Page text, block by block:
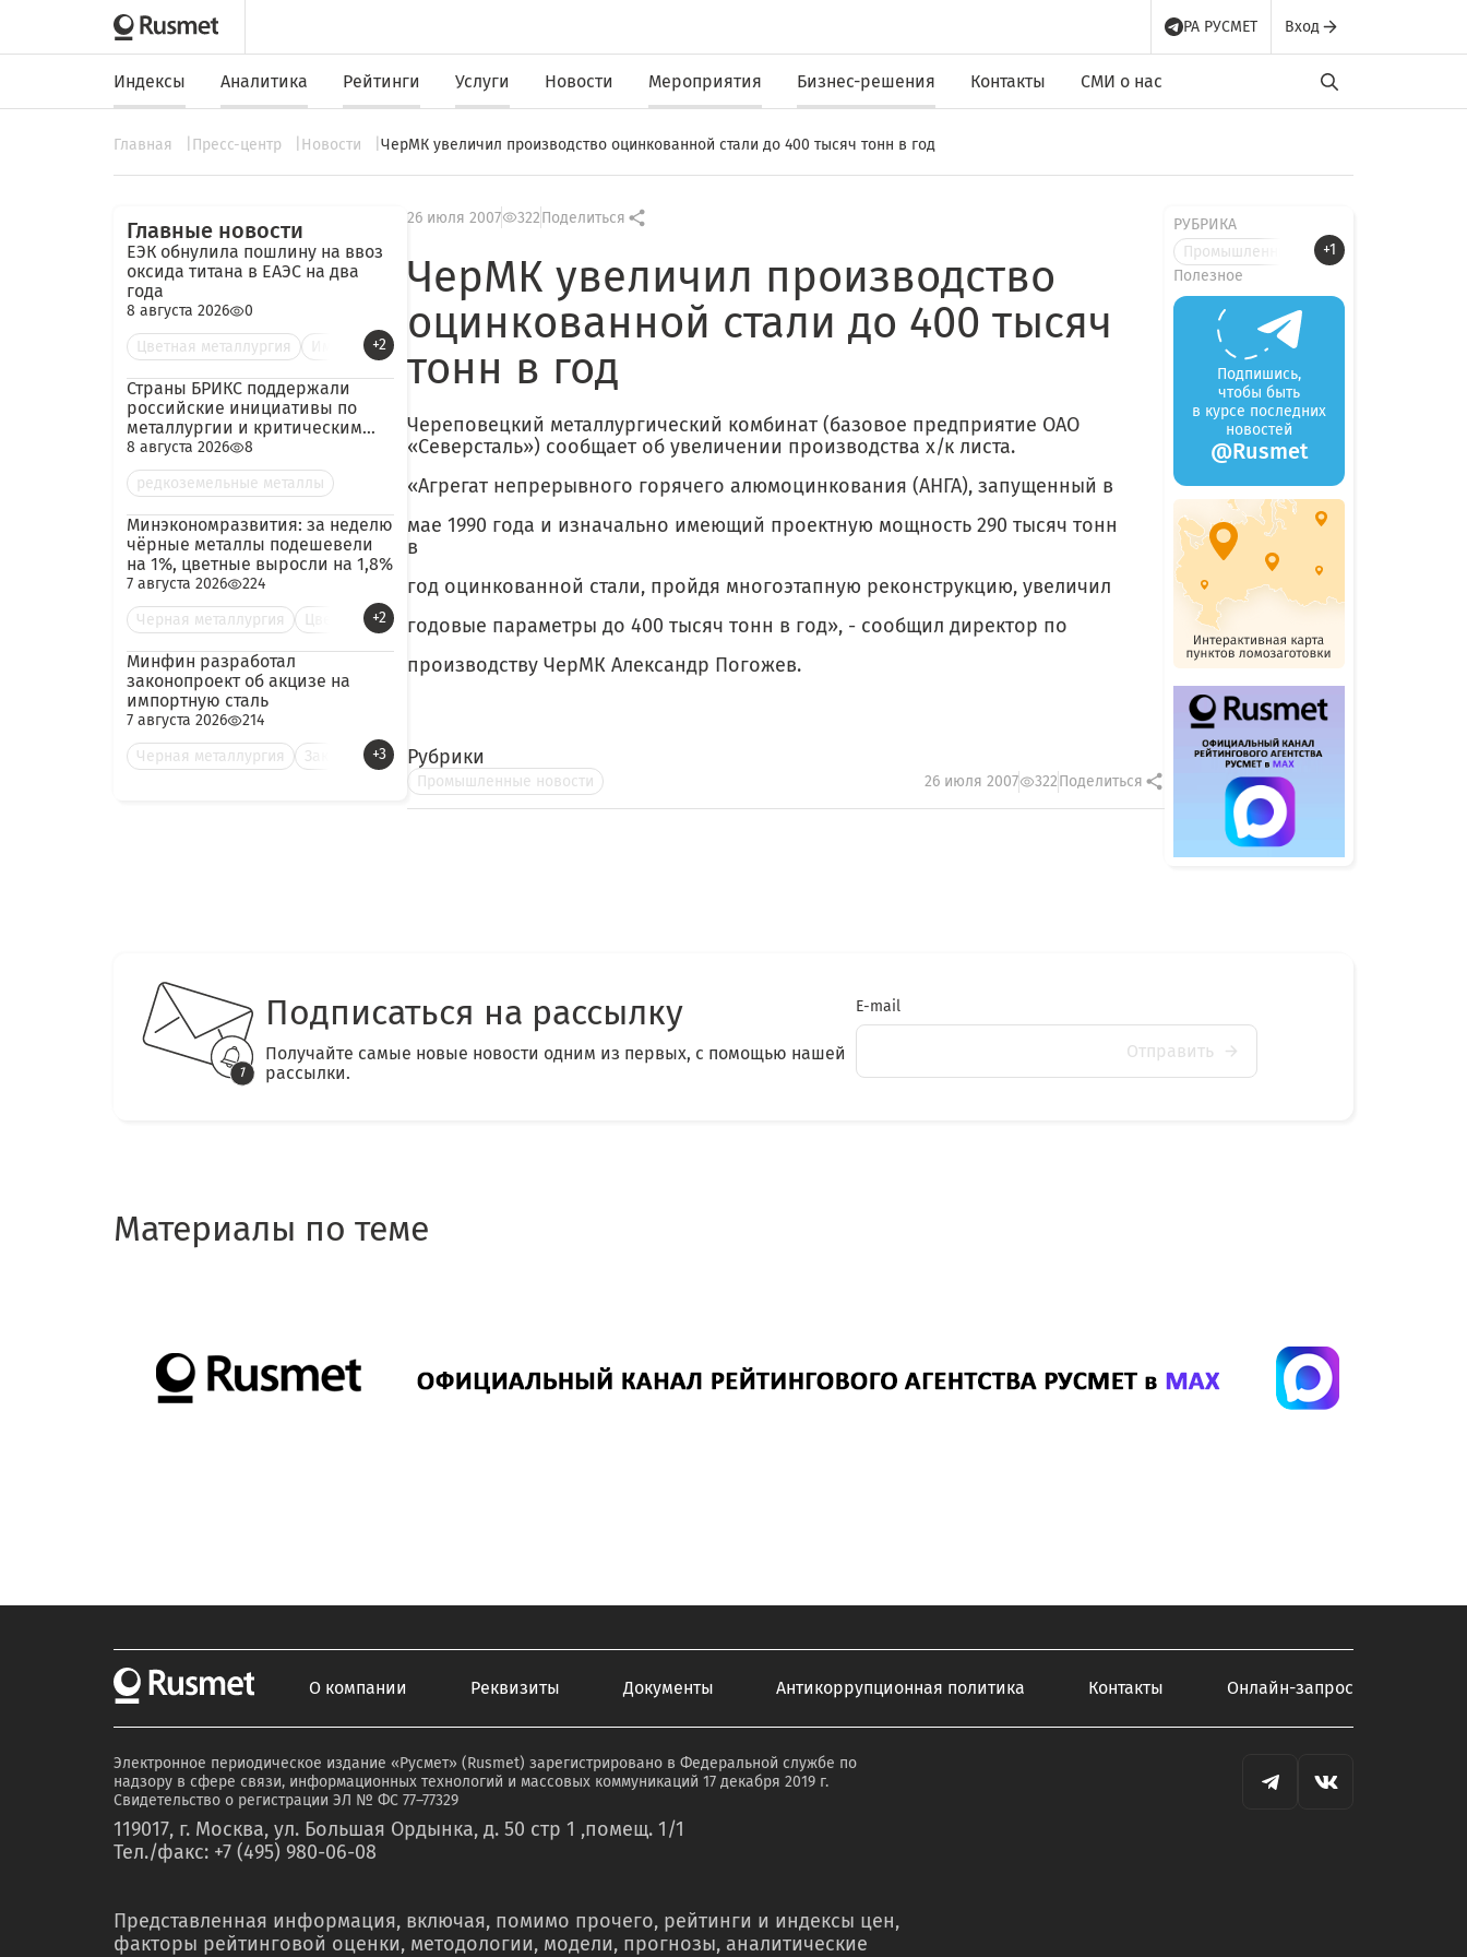
РА РУСМЕТ Вход
Индексы Аналитика Рейтинги Услуги Новости Мероприятия Бизнес-решения Контакты СМИ о нас
Главная Пресс-центр Новости ЧерМК увеличил производство оцинкованной стали до 400 тысяч тонн в год
Главные новости
ЕЭК обнулила пошлину на ввоз
оксида титана в ЕАЭС на два
года
8 августа 2026
0
Цветная металлургия
+2
Страны БРИКС поддержали
российские инициативы по
металлургии и критическим
минералам
8 августа 2026
8
редкоземельные металлы
Минэкономразвития: за неделю
чёрные металлы подешевели
на 1%, цветные выросли на 1,8%
7 августа 2026
224
Черная металлургия
Цве +2
Минфин разработал
законопроект об акцизе на
импортную сталь
7 августа 2026
214
Черная металлургия
Зак +3
26 июля 2007 322Поделиться
ЧерМК увеличил производство
оцинкованной стали до 400 тысяч
тонн в год
Череповецкий металлургический комбинат (базовое предприятие ОАО
«Северсталь») сообщает об увеличении производства х/к листа.
«Агрегат непрерывного горячего алюмоцинкования (АНГА), запущенный в
мае 1990 года и изначально имеющий проектную мощность 290 тысяч тонн
в
год оцинкованной стали, пройдя многоэтапную реконструкцию, увеличил
годовые параметры до 400 тысяч тонн в год», - сообщил директор по
производству ЧерМК Александр Погожев.
Рубрики
Промышленные новости 26 июля 2007 322Поделиться
РУБРИКА
Промышленные новости
+1
Полезное
Подпишись,
чтобы быть
в курсе последних
новостей
@Rusmet
Подписаться на рассылку
Получайте самые новые новости одним из первых, с помощью нашей
рассылки.
E-mail
Отправить
Материалы по теме
О компании Реквизиты Документы Антикоррупционная политика Контакты Онлайн-запрос
Электронное периодическое издание «Русмет» (Rusmet) зарегистрировано в Федеральной службе по
надзору в сфере связи, информационных технологий и массовых коммуникаций 17 декабря 2019 г.
Свидетельство о регистрации ЭЛ № ФС 77–77329
119017, г. Москва, ул. Большая Ордынка, д. 50 стр 1 ,помещ. 1/1
Тел./факс: +7 (495) 980-06-08
Представленная информация, включая, помимо прочего, рейтинги и индексы цен,
факторы рейтинговой оценки, методологии, модели, прогнозы, аналитические